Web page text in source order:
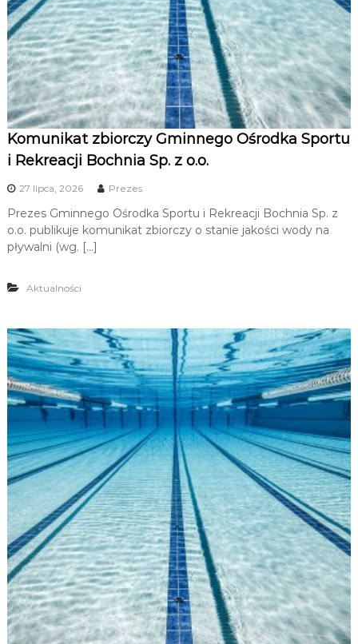
u
i
R
e
k
r
e
a
l
n
o
ś
c
i
/
k
o
m
u
n
i
k
a
Komunikat zbiorczy Gminnego Ośrodka Sportu
i Rekreacji Bochnia Sp. z o.o.
27 lipca, 2026 Prezes
Prezes Gminnego Ośrodka Sportu i Rekreacji Bochnia Sp. z
o.o. publikuje komunikat zbiorczy o stanie jakości wody na
pływalni (wg. […]
Aktualności